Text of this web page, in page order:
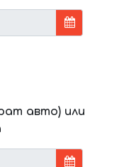
авто) или